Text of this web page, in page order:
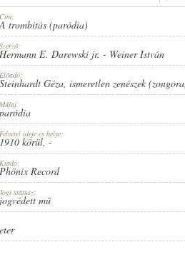
Cím:
A trombitás (paródia)
Szerző:
Hermann E. Darewski jr. - Weiner István
Előadó:
Steinhardt Géza, ismeretlen zenészek (zongora
Műfaj:
paródia
Felvétel ideje és helye:
1910 körül, -
Kiadó:
Phönix Record
Jogi státusz:
jogvédett mű